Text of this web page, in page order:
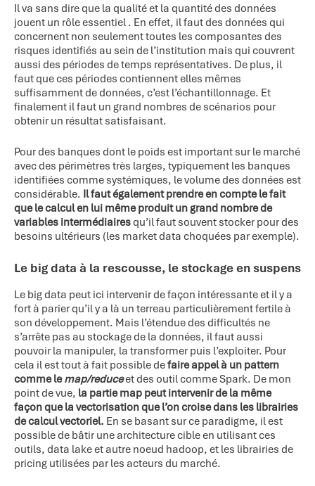
Il va sans dire que la qualité et la quantité des données
jouent un rôle essentiel . En effet, il faut des données qui
concernent non seulement toutes les composantes des
risques identifiés au sein de l’institution mais qui couvrent
aussi des périodes de temps représentatives. De plus, il
faut que ces périodes contiennent elles mêmes
suffisamment de données, c’est l’échantillonnage. Et
finalement il faut un grand nombres de scénarios pour
obtenir un résultat satisfaisant.
Pour des banques dont le poids est important sur le marché
avec des périmètres très larges, typiquement les banques
identifiées comme systémiques, le volume des données est
considérable. Il faut également prendre en compte le fait
que le calcul en lui même produit un grand nombre de
variables intermédiairesqu’il faut souvent stocker pour des
besoins ultérieurs (les market data choquées par exemple).
Le big data à la rescousse, le stockage en suspens
Le big data peut ici intervenir de façon intéressante et il y a
fort à parier qu’il y a là un terreau particulièrement fertile à
son développement. Mais l’étendue des difficultés ne
s’arrête pas au stockage de la données, il faut aussi
pouvoir la manipuler, la transformer puis l’exploiter. Pour
cela il est tout à fait possible defaire appel à un pattern
comme lemap/reduceet des outil comme Spark. De mon
point de vue, la partie map peut intervenir de la même
façon que la vectorisation que l’on croise dans les librairies
de calcul vectoriel. En se basant sur ce paradigme, il est
possible de bâtir une architecture cible en utilisant ces
outils, data lake et autre noeud hadoop, et les librairies de
pricing utilisées par les acteurs du marché.